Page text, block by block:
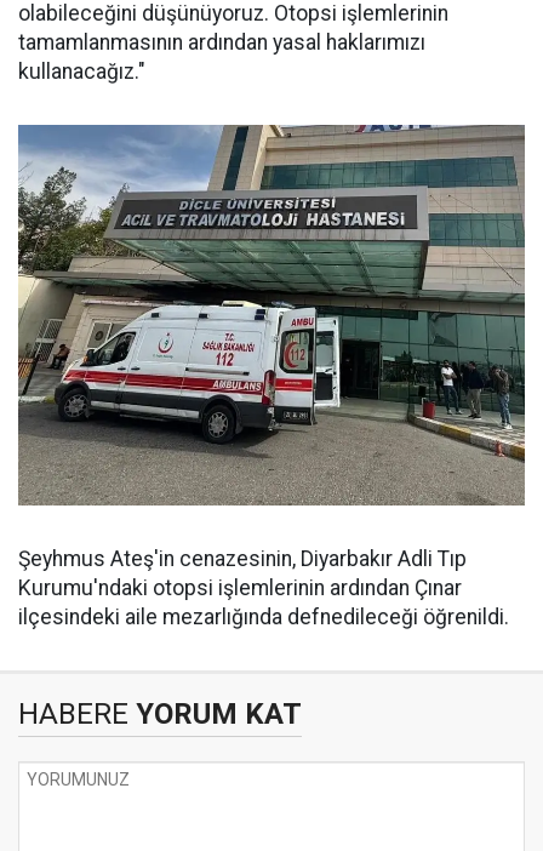
olabileceğini düşünüyoruz. Otopsi işlemlerinin
tamamlanmasının ardından yasal haklarımızı
kullanacağız."
Şeyhmus Ateş'in cenazesinin, Diyarbakır Adli Tıp
Kurumu'ndaki otopsi işlemlerinin ardından Çınar
ilçesindeki aile mezarlığında defnedileceği öğrenildi.
HABERE YORUM KAT